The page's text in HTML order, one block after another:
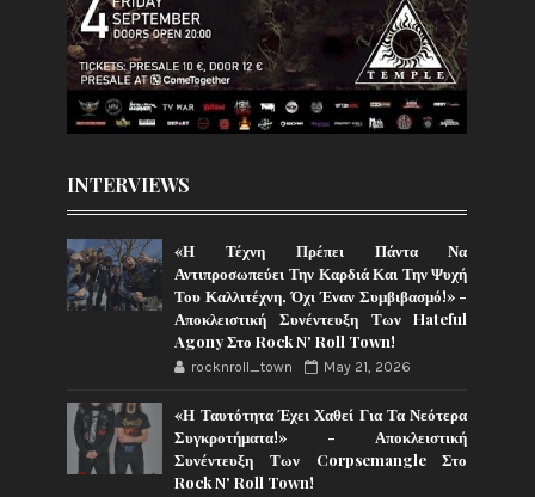
INTERVIEWS
«Η Τέχνη Πρέπει Πάντα Να
Αντιπροσωπεύει Την Καρδιά Και Την Ψυχή
Του Καλλιτέχνη, Όχι Έναν Συμβιβασμό!» -
Αποκλειστική Συνέντευξη Των Hateful
Agony Στο Rock N' Roll Town!
rocknroll_town May 21, 2026
«Η Ταυτότητα Έχει Χαθεί Για Τα Νεότερα
Συγκροτήματα!» - Αποκλειστική
Συνέντευξη Των Corpsemangle Στο
Rock N' Roll Town!